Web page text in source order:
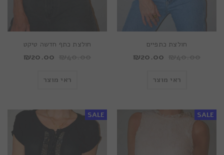
חולצת כתפיים
₪20.00
ראי מוצר
חולצת כתף חדשה טיקט
₪20.00
ראי מוצר
SALE
SALE